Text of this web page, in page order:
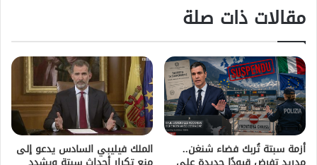
مقالات ذات صلة
أزمة سبتة تُربك فضاء شنغن.. الملك فيليبي السادس يدعو إلى